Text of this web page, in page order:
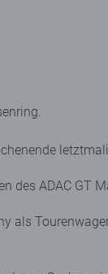
des ADAC GT
als